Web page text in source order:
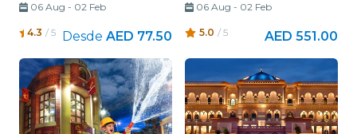
06 Aug - 02 Feb
4.3 / 5 Desde AED 77.50
06 Aug - 02 Feb
5.0 / 5 AED 551.00